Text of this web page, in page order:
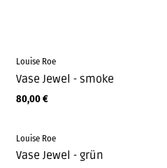
Louise Roe
Vase Jewel - smoke
80,00€
Louise Roe
Vase Jewel - grün